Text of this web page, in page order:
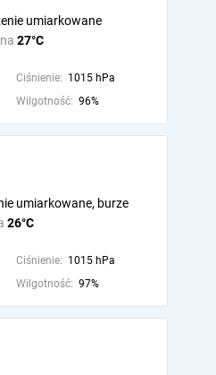
27°C
umiarkowane
Ciśnienie: 1015 hPa
Wilgotność: 96%
26°C
umiarkowane, burze
Ciśnienie: 1015 hPa
Wilgotność: 97%